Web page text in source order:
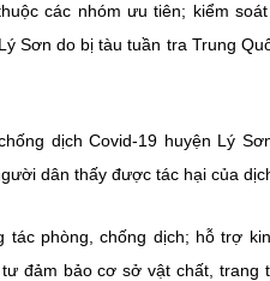
các nhóm ưu tiên; kiểm
Sơn do bị tàu tuần tra Trung
dịch Covid-19 huyện Lý
dân thấy được tác hại của
tác phòng, chống dịch; hỗ trợ
đảm bảo cơ sở vật chất, trang